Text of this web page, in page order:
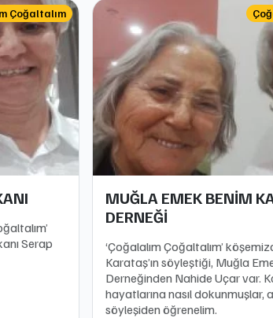
Çoğaltalım
Serap
MUĞLA EMEK BENİM
DERNEĞİ
‘Çoğalalım Çoğaltalım’
Karataş’ın söyleştiği, Muğla
Derneğinden Nahide Uçar var.
hayatlarına nasıl dokunmuşlar,
söyleşiden öğrenelim.